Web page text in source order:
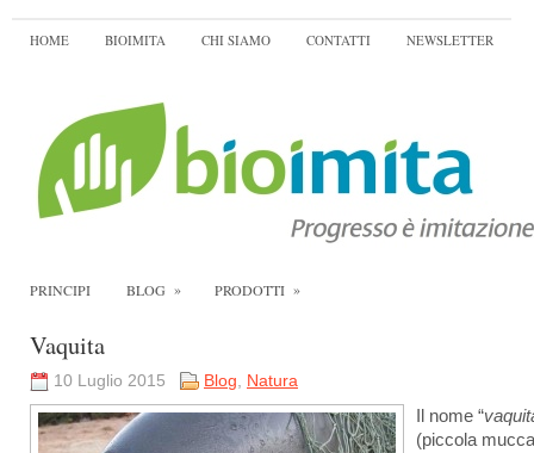
HOME BIOIMITA CHI SIAMO CONTATTI NEWSLETTER
PRINCIPI BLOG » PRODOTTI »
Vaquita
10 Luglio 2015 Blog, Natura
Il nome “
(piccola